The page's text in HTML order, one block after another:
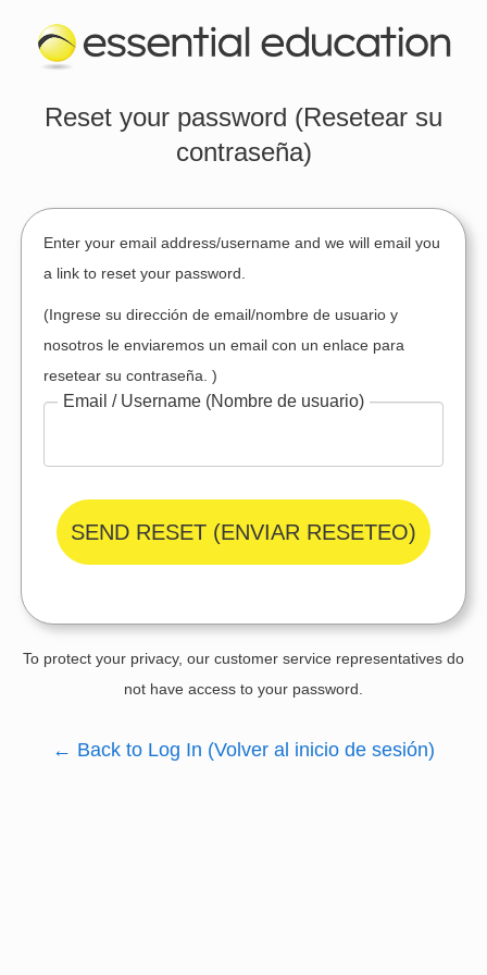
Reset your password (Resetear su
contraseña)
Enter your email address/username and we will email you
a link to reset your password.
(Ingrese su dirección de email/nombre de usuario y
nosotros le enviaremos un email con un enlace para
resetear su contraseña. )
Email / Username (Nombre de usuario)
SEND RESET (ENVIAR RESETEO)
To protect your privacy, our customer service representatives do
not have access to your password.
← Back to Log In (Volver al inicio de sesión)